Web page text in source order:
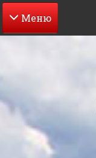
Перейти
содержанию